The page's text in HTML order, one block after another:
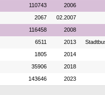
110743 2006
2067 02.2007
116458 2008
6511 2013
1805 2014
35906 2018
143646 2023